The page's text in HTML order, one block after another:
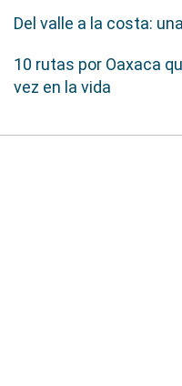
Del valle a la costa:
10 rutas por Oaxaca
vez en la vida